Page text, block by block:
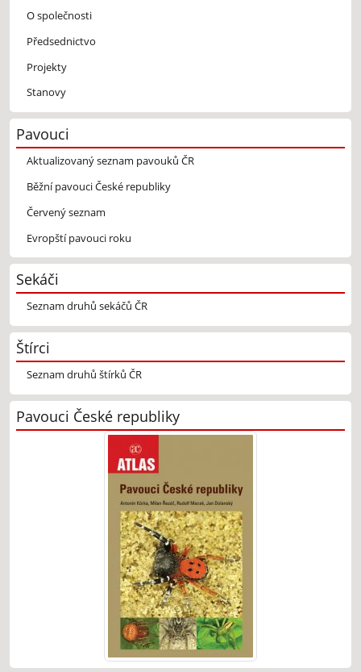
O společnosti
Předsednictvo
Projekty
Stanovy
Pavouci
Aktualizovaný seznam pavouků ČR
Běžní pavouci České republiky
Červený seznam
Evropští pavouci roku
Sekáči
Seznam druhů sekáčů ČR
Štírci
Seznam druhů štírků ČR
Pavouci České republiky